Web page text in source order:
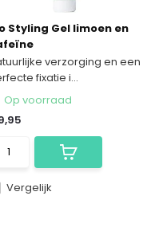
Styling Gel limoen en
verzorging en een
fixatie i...
Vergelijk
Op voorraad